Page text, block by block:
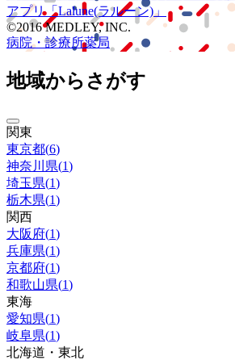
アプリ「Lalune(ラルーン)」
©2016 MEDLEY, INC.
病院・診療所薬局
地域からさがす
関東
東京都(6)
神奈川県(1)
埼玉県(1)
栃木県(1)
関西
大阪府(1)
兵庫県(1)
京都府(1)
和歌山県(1)
東海
愛知県(1)
岐阜県(1)
北海道・東北